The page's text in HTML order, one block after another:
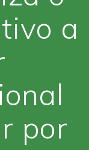
a
por